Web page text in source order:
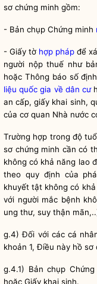
sơ chứng minh gồm:
- Bản chụp Chứng minh
- Giấy tờ hợp pháp để
người nộp thuế như
hoặc Thông báo số
liệu quốc gia về dân cư
an cấp, giấy khai sinh,
của cơ quan Nhà nước
Trường hợp trong độ
sơ chứng minh cần có
không có khả năng lao
theo quy định của
khuyết tật không có
với người mắc bệnh
ung thư, suy thận
g.4) Đối với các cá
khoản 1, Điều này hồ sơ
g.4.1) Bản chụp Chứng
hoặc Giấy khai sinh.